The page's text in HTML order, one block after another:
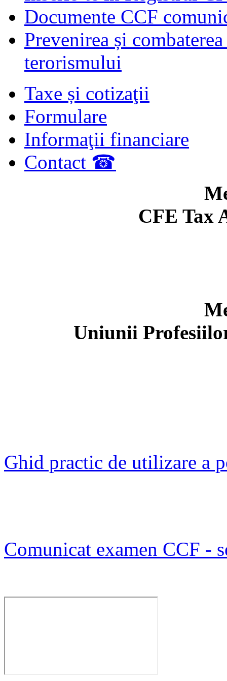
Documente CCF
Prevenirea și
terorismului
Taxe și cotizaţii
Formulare
Informaţii financiare
Contact ☎
CFE Tax
Uniunii
Ghid practic de utilizare a
Comunicat examen CCF -